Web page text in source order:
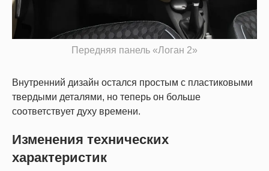
Передняя панель «Логан 2»
Внутренний дизайн остался простым с пластиковыми
твердыми деталями, но теперь он больше
соответствует духу времени.
Изменения технических
характеристик